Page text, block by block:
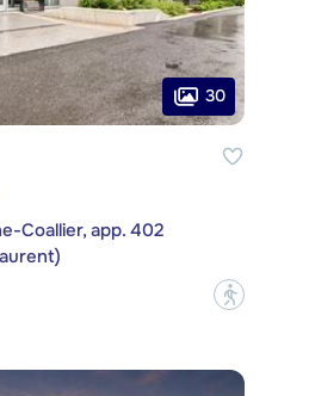
30
Coallier, app. 402
?